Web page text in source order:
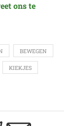
ons te
BEWEGEN
KIEKJES